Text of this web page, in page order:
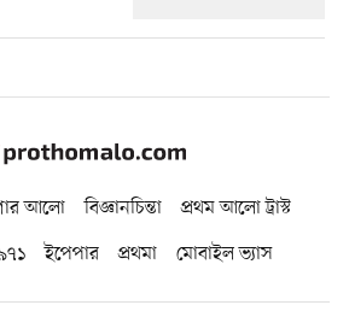
আলো বিজ্ঞানচিন্তা
প্রথম আলো ট্রাস্ট
ইপেপার প্রথমা মোবাইল ভ্যাস